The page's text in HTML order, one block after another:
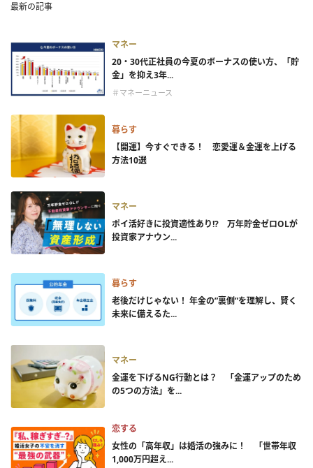
最新の記事
マネー
20・30代正社員の今夏のボーナスの使い方、「貯
金」を抑え3年...
＃マネーニュース
暮らす
【開運】今すぐできる！ 恋愛運＆金運を上げる
方法10選
マネー
ポイ活好きに投資適性あり!? 万年貯金ゼロOLが
投資家アナウン...
暮らす
老後だけじゃない！ 年金の”裏側”を理解し、賢く
未来に備えるた...
マネー
金運を下げるNG行動とは？ 「金運アップのため
の5つの方法」を...
恋する
女性の「高年収」は婚活の強みに！ 「世帯年収
1,000万円超え...